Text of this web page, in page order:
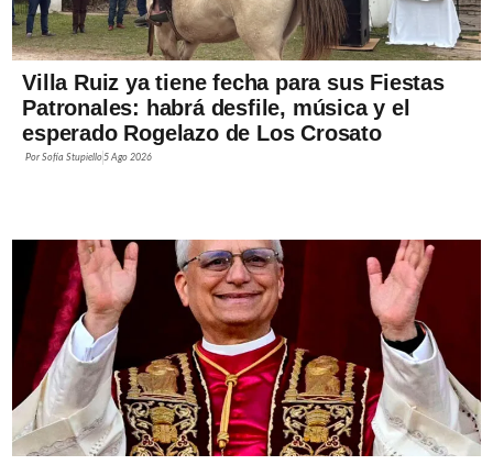
Villa Ruiz ya tiene fecha para sus Fiestas
Patronales: habrá desfile, música y el
esperado Rogelazo de Los Crosato
PorSofía Stupiello5 Ago 2026